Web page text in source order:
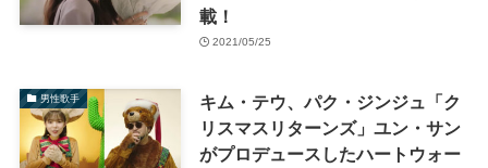
載！
2021/05/25
男性歌手
キム・テウ、パク・ジンジュ「ク
リスマスリターンズ」ユン・サン
がプロデュースしたハートウォー